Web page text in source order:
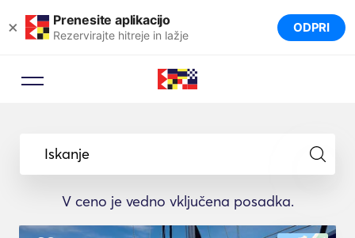
× Prenesite aplikacijo
Rezervirajte hitreje in lažje ODPRI
Iskanje
V ceno je vedno vključena posadka.